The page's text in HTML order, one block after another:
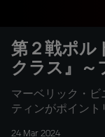
第２戦ポ
クラス』～
マーベリック・
ティンがポイント
24 Mar 2024